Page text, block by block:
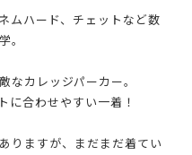
ムハード、チェットなど数
。
なカレッジパーカー。
に合わせやすい一着！
りますが、まだまだ着てい